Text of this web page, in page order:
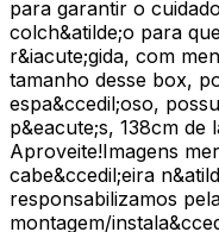
para garantir o
colch&atilde;o para
r&iacute;gida, com
tamanho desse box,
espa&ccedil;oso,
p&eacute;s, 138cm de
Aproveite!Imagens
cabe&ccedil;eira
responsabilizamos
montagem/